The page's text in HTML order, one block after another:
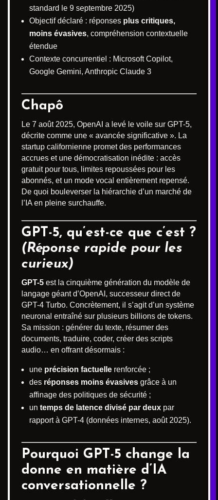
standard le 9 septembre 2025)
Objectif déclaré : réponses plus critiques,
moins évasives, compréhension contextuelle
étendue
Contexte concurrentiel : Microsoft Copilot,
Google Gemini, Anthropic Claude 3
Chapô
Le 7 août 2025, OpenAI a levé le voile sur GPT-5,
décrite comme une « avancée significative ». La
startup californienne promet des performances
accrues et une démocratisation inédite : accès
gratuit pour tous, limites repoussées pour les
abonnés, et un mode vocal entièrement repensé.
De quoi bouleverser la hiérarchie d’un marché de
l’IA en pleine surchauffe.
GPT-5, qu’est-ce que c’est ?
(Réponse rapide pour les
curieux)
GPT-5 est la cinquième génération du modèle de
langage géant d’OpenAI, successeur direct de
GPT-4 Turbo. Concrètement, il s’agit d’un système
neuronal entraîné sur plusieurs billions de tokens.
Sa mission : générer du texte, résumer des
documents, traduire, coder, créer des scripts
audio… en offrant désormais :
une précision factuelle renforcée ;
des réponses moins évasives grâce à un
affinage des politiques de sécurité ;
un temps de latence divisé par deux par
rapport à GPT-4 (données internes, août 2025).
Pourquoi GPT-5 change la
donne en matière d’IA
conversationnelle ?